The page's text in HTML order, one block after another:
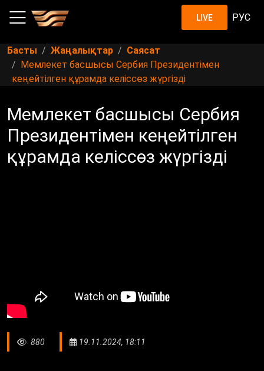
LIVE РУС
Басты Жаңалықтар
Саясат
Мемлекет басшысы Сербия Президентімен
кеңейтілген құрамда келіссөз жүргізді
Мемлекет басшысы Сербия
Президентімен кеңейтілген
құрамда келіссөз жүргізді
880 19.11.2024, 18:11